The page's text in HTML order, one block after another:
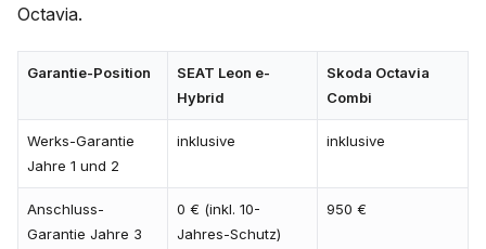
Octavia.
Garantie-Position
SEAT Leon e-
Hybrid
Skoda Octavia
Combi
Werks-Garantie
Jahre 1 und 2
inklusive inklusive
Anschluss-
Garantie Jahre 3
0 € (inkl. 10-
Jahres-Schutz)
950 €